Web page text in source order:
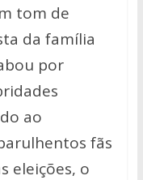
tom de
da família
por
ao
fãs
eleições, o